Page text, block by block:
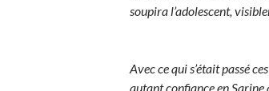
soupira l’adolescent,
Avec ce qui s’était passé
autant confiance en Sarine